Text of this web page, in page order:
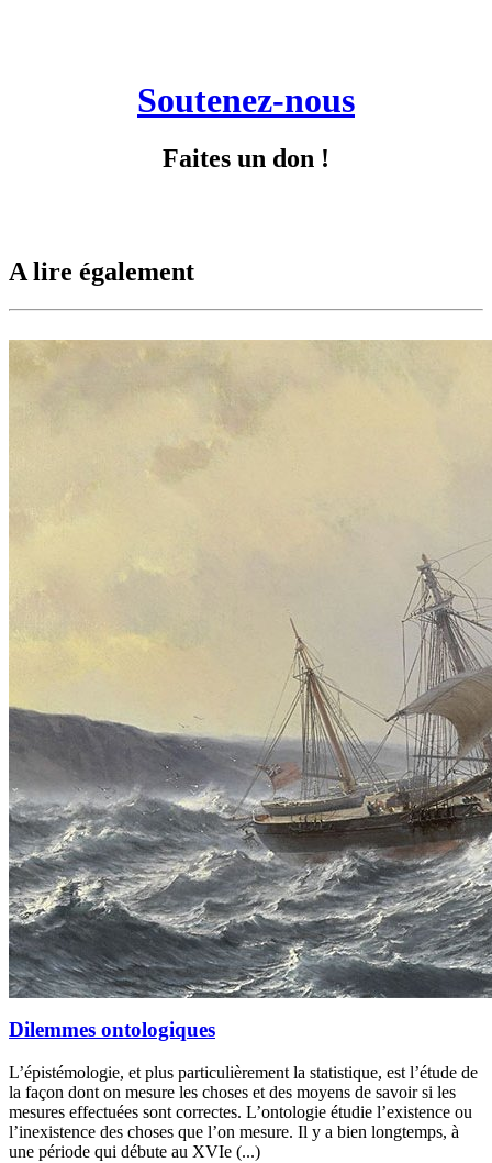
Soutenez-nous
Faites un don !
A lire également
Dilemmes ontologiques
L’épistémologie, et plus particulièrement la statistique, est l’étude de
la façon dont on mesure les choses et des moyens de savoir si les
mesures effectuées sont correctes. L’ontologie étudie l’existence ou
l’inexistence des choses que l’on mesure. Il y a bien longtemps, à
une période qui débute au XVIe (...)